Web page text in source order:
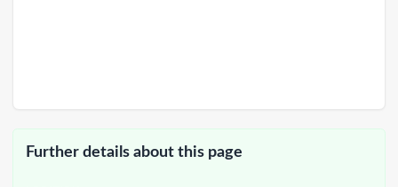
Further details about this page